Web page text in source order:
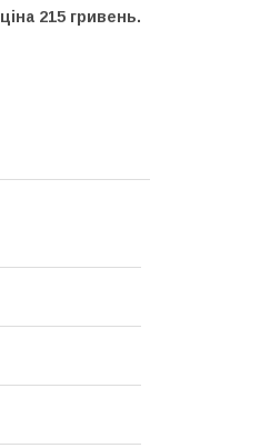
ціна 215 гривень.